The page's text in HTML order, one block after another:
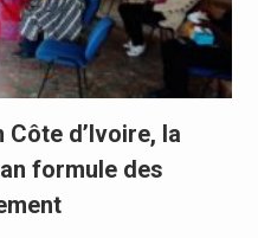
d’Ivoire, la
formule des